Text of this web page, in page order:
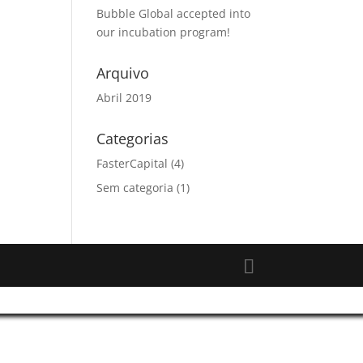
Bubble Global accepted into
our incubation program!
Arquivo
Abril 2019
Categorias
FasterCapital (4)
Sem categoria (1)